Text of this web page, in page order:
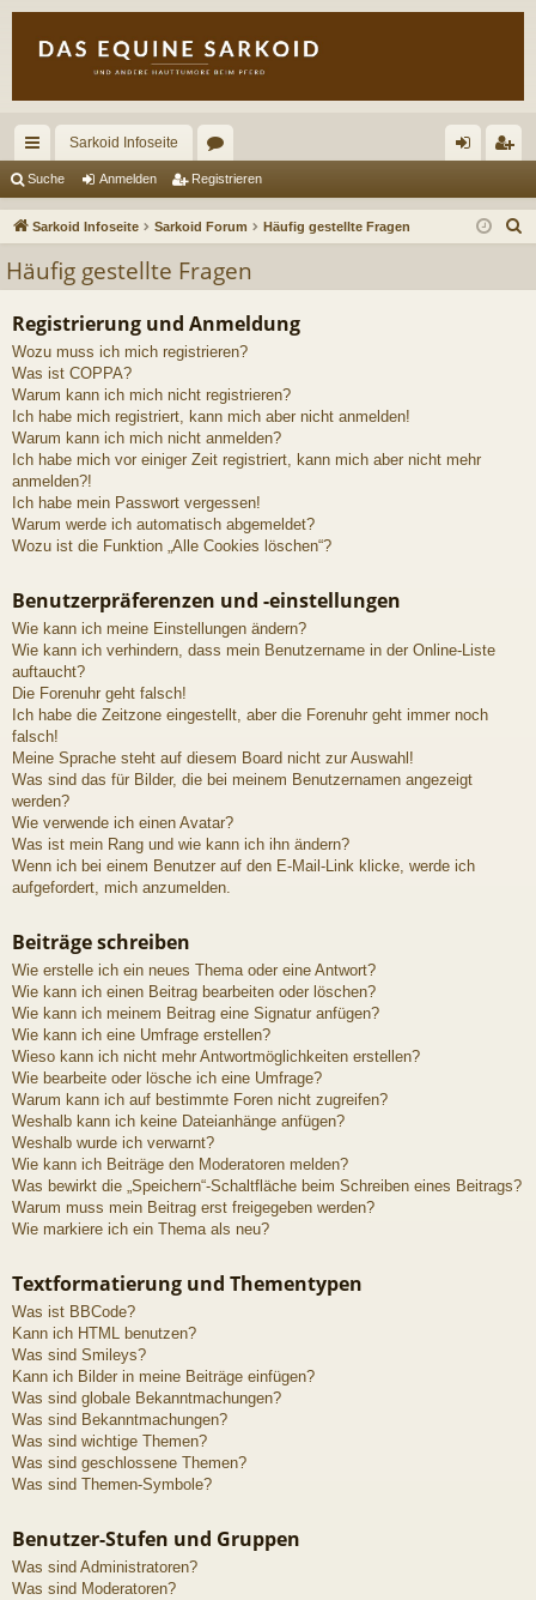
ch
ne
ug
riff
Sarkoid Infoseite
or
en m
de
ist
re
Suche Anmelden Registrieren
Sarkoid Infoseite Sarkoid Forum Häufig gestellte Fragen
Häufig gestellte Fragen
Registrierung und Anmeldung
Wozu muss ich mich registrieren?
Was ist COPPA?
Warum kann ich mich nicht registrieren?
Ich habe mich registriert, kann mich aber nicht anmelden!
Warum kann ich mich nicht anmelden?
Ich habe mich vor einiger Zeit registriert, kann mich aber nicht mehr
anmelden?!
Ich habe mein Passwort vergessen!
Warum werde ich automatisch abgemeldet?
Wozu ist die Funktion „Alle Cookies löschen“?
Benutzerpräferenzen und -einstellungen
Wie kann ich meine Einstellungen ändern?
Wie kann ich verhindern, dass mein Benutzername in der Online-Liste
auftaucht?
Die Forenuhr geht falsch!
Ich habe die Zeitzone eingestellt, aber die Forenuhr geht immer noch
falsch!
Meine Sprache steht auf diesem Board nicht zur Auswahl!
Was sind das für Bilder, die bei meinem Benutzernamen angezeigt
werden?
Wie verwende ich einen Avatar?
Was ist mein Rang und wie kann ich ihn ändern?
Wenn ich bei einem Benutzer auf den E-Mail-Link klicke, werde ich
aufgefordert, mich anzumelden.
Beiträge schreiben
Wie erstelle ich ein neues Thema oder eine Antwort?
Wie kann ich einen Beitrag bearbeiten oder löschen?
Wie kann ich meinem Beitrag eine Signatur anfügen?
Wie kann ich eine Umfrage erstellen?
Wieso kann ich nicht mehr Antwortmöglichkeiten erstellen?
Wie bearbeite oder lösche ich eine Umfrage?
Warum kann ich auf bestimmte Foren nicht zugreifen?
Weshalb kann ich keine Dateianhänge anfügen?
Weshalb wurde ich verwarnt?
Wie kann ich Beiträge den Moderatoren melden?
Was bewirkt die „Speichern“-Schaltfläche beim Schreiben eines Beitrags?
Warum muss mein Beitrag erst freigegeben werden?
Wie markiere ich ein Thema als neu?
Textformatierung und Thementypen
Was ist BBCode?
Kann ich HTML benutzen?
Was sind Smileys?
Kann ich Bilder in meine Beiträge einfügen?
Was sind globale Bekanntmachungen?
Was sind Bekanntmachungen?
Was sind wichtige Themen?
Was sind geschlossene Themen?
Was sind Themen-Symbole?
Benutzer-Stufen und Gruppen
Was sind Administratoren?
Was sind Moderatoren?